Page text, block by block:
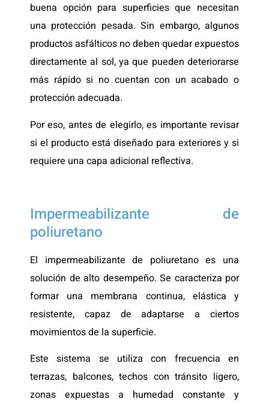
buena opción para superficies que necesitan
una protección pesada. Sin embargo, algunos
productos asfálticos no deben quedar expuestos
directamente al sol, ya que pueden deteriorarse
más rápido si no cuentan con un acabado o
protección adecuada.
Por eso, antes de elegirlo, es importante revisar
si el producto está diseñado para exteriores y si
requiere una capa adicional reflectiva.
Impermeabilizante de
poliuretano
El impermeabilizante de poliuretano es una
solución de alto desempeño. Se caracteriza por
formar una membrana continua, elástica y
resistente, capaz de adaptarse a ciertos
movimientos de la superficie.
Este sistema se utiliza con frecuencia en
terrazas, balcones, techos con tránsito ligero,
zonas expuestas a humedad constante y